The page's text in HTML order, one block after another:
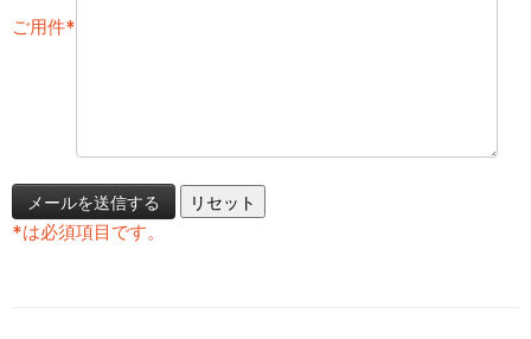
ご用件*
*は必須項目です。